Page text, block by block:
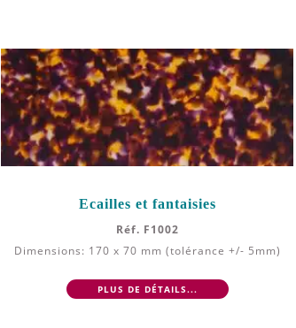
Ecailles et fantaisies
Réf. F1002
Dimensions: 170 x 70 mm (tolérance +/- 5mm)
PLUS DE DÉTAILS...